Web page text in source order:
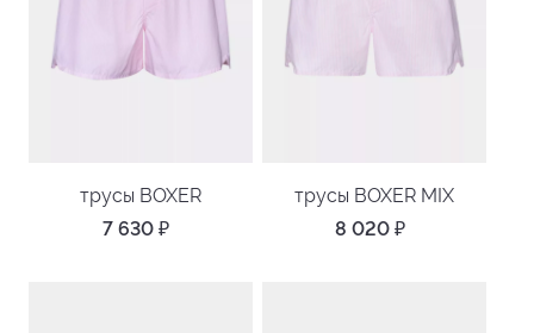
трусы BOXER
7 630 ₽
трусы BOXER MIX
8 020 ₽